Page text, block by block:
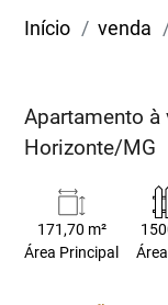
Início venda
Apartamento à
Horizonte/MG
171,70 m²
Área Principal